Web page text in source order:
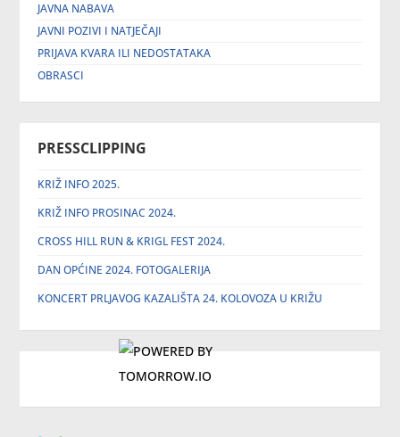
JAVNA NABAVA
JAVNI POZIVI I NATJEČAJI
PRIJAVA KVARA ILI NEDOSTATAKA
OBRASCI
PRESSCLIPPING
KRIŽ INFO 2025.
KRIŽ INFO PROSINAC 2024.
CROSS HILL RUN & KRIGL FEST 2024.
DAN OPĆINE 2024. FOTOGALERIJA
KONCERT PRLJAVOG KAZALIŠTA 24. KOLOVOZA U KRIŽU